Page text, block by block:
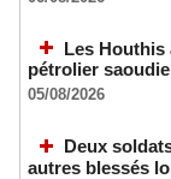
Les Houthis
pétrolier
05/08/2026
Deux
autres blessés